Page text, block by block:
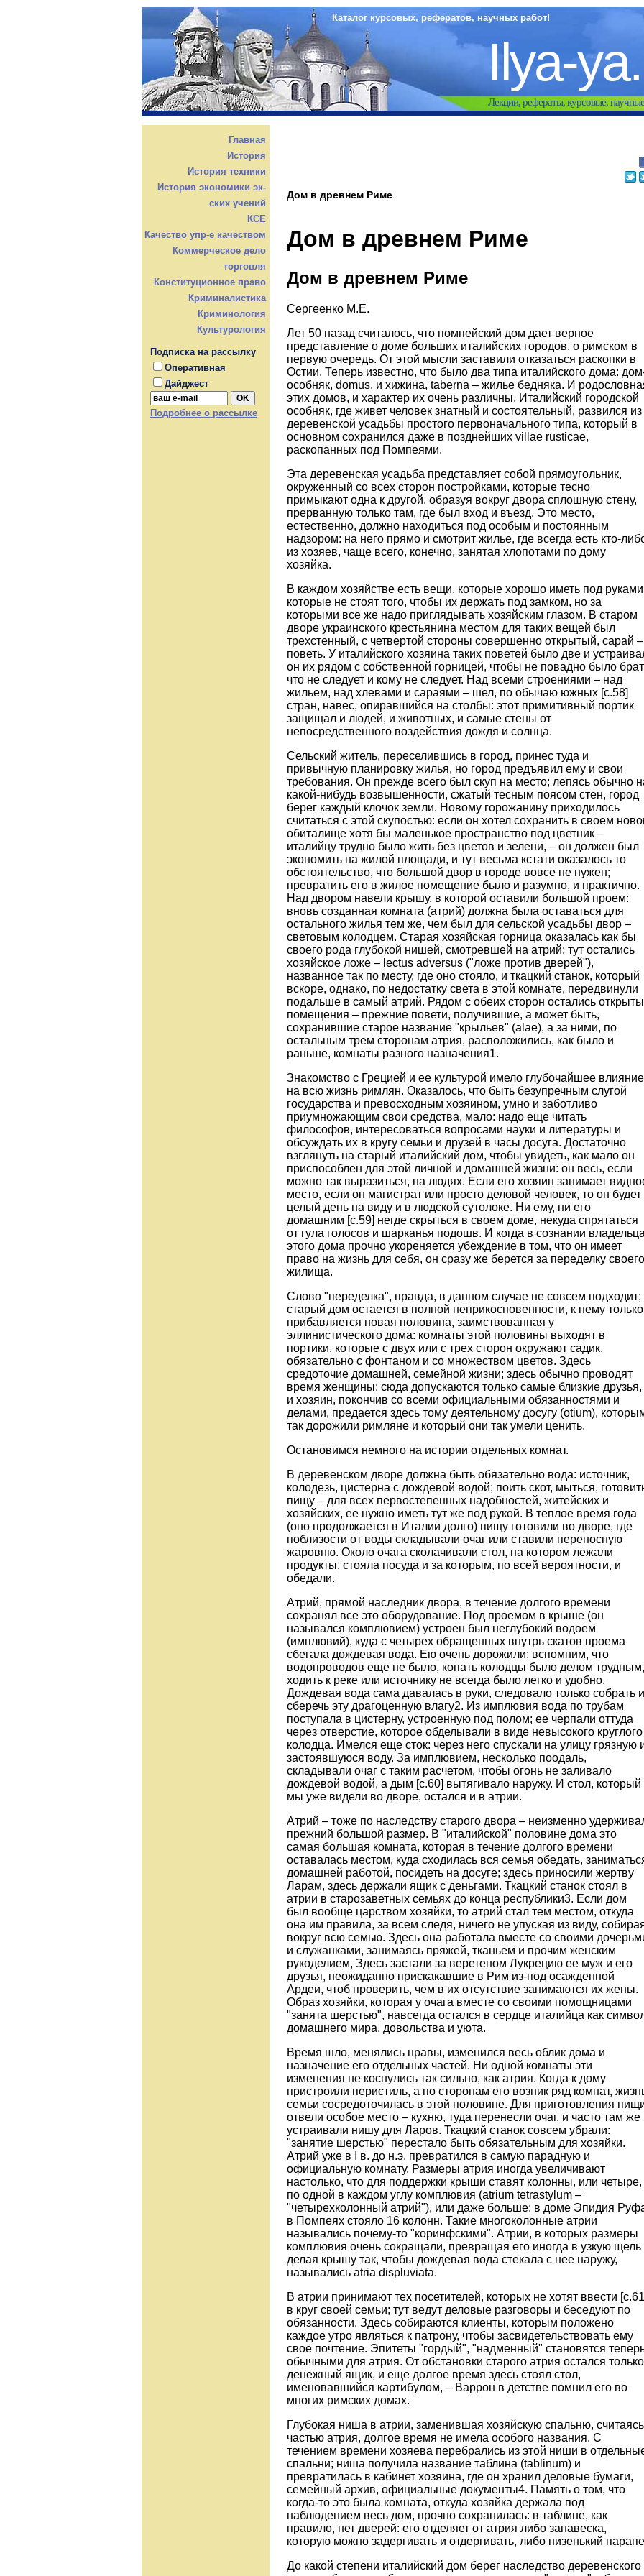
Каталог курсовых, рефератов, научных работ!
Ilya-
Лекции, рефераты, курсовые,
Главная
История
История техники
История экономики эк-
ских учений
КСЕ
Качество упр-е качеством
Коммерческое дело
торговля
Конституционное право
Криминалистика
Криминология
Культурология
Подписка на рассылку
Оперативная
Дайджест
Подробнее о рассылке
Дом в древнем Риме
Дом в древнем Риме
Дом в древнем Риме
Сергеенко М.Е.
Лет 50 назад считалось, что помпейский дом дает верное
представление о доме больших италийских городов, о римском в
первую очередь. От этой мысли заставили отказаться раскопки в
Остии. Теперь известно, что было два типа италийского дома:
особняк, domus, и хижина, taberna – жилье бедняка. И
этих домов, и характер их очень различны. Италийский городской
особняк, где живет человек знатный и состоятельный, развился из
деревенской усадьбы простого первоначального типа, который в
основном сохранился даже в позднейших villae rusticae,
раскопанных под Помпеями.
Эта деревенская усадьба представляет собой прямоугольник,
окруженный со всех сторон постройками, которые тесно
примыкают одна к другой, образуя вокруг двора сплошную стену,
прерванную только там, где был вход и въезд. Это место,
естественно, должно находиться под особым и постоянным
надзором: на него прямо и смотрит жилье, где всегда есть кто-
из хозяев, чаще всего, конечно, занятая хлопотами по дому
хозяйка.
В каждом хозяйстве есть вещи, которые хорошо иметь под
которые не стоят того, чтобы их держать под замком, но за
которыми все же надо приглядывать хозяйским глазом. В старом
дворе украинского крестьянина местом для таких вещей был
трехстенный, с четвертой стороны совершенно открытый, сарай –
поветь. У италийского хозяина таких поветей было две и
он их рядом с собственной горницей, чтобы не повадно было
что не следует и кому не следует. Над всеми строениями – над
жильем, над хлевами и сараями – шел, по обычаю южных [с.58]
стран, навес, опиравшийся на столбы: этот примитивный портик
защищал и людей, и животных, и самые стены от
непосредственного воздействия дождя и солнца.
Сельский житель, переселившись в город, принес туда и
привычную планировку жилья, но город предъявил ему и свои
требования. Он прежде всего был скуп на место; лепясь обычно
какой-нибудь возвышенности, сжатый тесным поясом стен, город
берег каждый клочок земли. Новому горожанину приходилось
считаться с этой скупостью: если он хотел сохранить в своем
обиталище хотя бы маленькое пространство под цветник –
италийцу трудно было жить без цветов и зелени, – он должен был
экономить на жилой площади, и тут весьма кстати оказалось то
обстоятельство, что большой двор в городе вовсе не нужен;
превратить его в жилое помещение было и разумно, и практично.
Над двором навели крышу, в которой оставили большой проем:
вновь созданная комната (атрий) должна была оставаться для
остального жилья тем же, чем был для сельской усадьбы двор –
световым колодцем. Старая хозяйская горница оказалась как бы
своего рода глубокой нишей, смотревшей на атрий: тут остались
хозяйское ложе – lectus adversus ("ложе против дверей"),
названное так по месту, где оно стояло, и ткацкий станок, который
вскоре, однако, по недостатку света в этой комнате, передвинули
подальше в самый атрий. Рядом с обеих сторон остались
помещения – прежние повети, получившие, а может быть,
сохранившие старое название "крыльев" (alae), а за ними, по
остальным трем сторонам атрия, расположились, как было и
раньше, комнаты разного назначения1.
Знакомство с Грецией и ее культурой имело глубочайшее влияние
на всю жизнь римлян. Оказалось, что быть безупречным слугой
государства и превосходным хозяином, умно и заботливо
приумножающим свои средства, мало: надо еще читать
философов, интересоваться вопросами науки и литературы и
обсуждать их в кругу семьи и друзей в часы досуга. Достаточно
взглянуть на старый италийский дом, чтобы увидеть, как мало он
приспособлен для этой личной и домашней жизни: он весь, если
можно так выразиться, на людях. Если его хозяин занимает
место, если он магистрат или просто деловой человек, то он будет
целый день на виду и в людской сутолоке. Ни ему, ни его
домашним [с.59] негде скрыться в своем доме, некуда спрятаться
от гула голосов и шарканья подошв. И когда в сознании
этого дома прочно укореняется убеждение в том, что он имеет
право на жизнь для себя, он сразу же берется за переделку своего
жилища.
Слово "переделка", правда, в данном случае не совсем подходит;
старый дом остается в полной неприкосновенности, к нему только
прибавляется новая половина, заимствованная у
эллинистического дома: комнаты этой половины выходят в
портики, которые с двух или с трех сторон окружают садик,
обязательно с фонтаном и со множеством цветов. Здесь
средоточие домашней, семейной жизни; здесь обычно проводят
время женщины; сюда допускаются только самые близкие друзья,
и хозяин, покончив со всеми официальными обязанностями и
делами, предается здесь тому деятельному досугу (otium),
так дорожили римляне и который они так умели ценить.
Остановимся немного на истории отдельных комнат.
В деревенском дворе должна быть обязательно вода: источник,
колодезь, цистерна с дождевой водой; поить скот, мыться,
пищу – для всех первостепенных надобностей, житейских и
хозяйских, ее нужно иметь тут же под рукой. В теплое время года
(оно продолжается в Италии долго) пищу готовили во дворе, где
поблизости от воды складывали очаг или ставили переносную
жаровню. Около очага сколачивали стол, на котором лежали
продукты, стояла посуда и за которым, по всей вероятности, и
обедали.
Атрий, прямой наследник двора, в течение долгого времени
сохранял все это оборудование. Под проемом в крыше (он
назывался комплювием) устроен был неглубокий водоем
(имплювий), куда с четырех обращенных внутрь скатов проема
сбегала дождевая вода. Ею очень дорожили: вспомним, что
водопроводов еще не было, копать колодцы было делом трудным,
ходить к реке или источнику не всегда было легко и удобно.
Дождевая вода сама давалась в руки, следовало только собрать и
сберечь эту драгоценную влагу2. Из имплювия вода по трубам
поступала в цистерну, устроенную под полом; ее черпали оттуда
через отверстие, которое обделывали в виде невысокого круглого
колодца. Имелся еще сток: через него спускали на улицу грязную
застоявшуюся воду. За имплювием, несколько поодаль,
складывали очаг с таким расчетом, чтобы огонь не заливало
дождевой водой, а дым [с.60] вытягивало наружу. И стол, который
мы уже видели во дворе, остался и в атрии.
Атрий – тоже по наследству старого двора – неизменно
прежний большой размер. В "италийской" половине дома это
самая большая комната, которая в течение долгого времени
оставалась местом, куда сходилась вся семья обедать,
домашней работой, посидеть на досуге; здесь приносили жертву
Ларам, здесь держали ящик с деньгами. Ткацкий станок стоял в
атрии в старозаветных семьях до конца республики3. Если дом
был вообще царством хозяйки, то атрий стал тем местом, откуда
она им правила, за всем следя, ничего не упуская из виду,
вокруг всю семью. Здесь она работала вместе со своими
и служанками, занимаясь пряжей, тканьем и прочим женским
рукоделием, Здесь застали за веретеном Лукрецию ее муж и его
друзья, неожиданно прискакавшие в Рим из-под осажденной
Ардеи, чтоб проверить, чем в их отсутствие занимаются их жены.
Образ хозяйки, которая у очага вместе со своими помощницами
"занята шерстью", навсегда остался в сердце италийца как
домашнего мира, довольства и уюта.
Время шло, менялись нравы, изменился весь облик дома и
назначение его отдельных частей. Ни одной комнаты эти
изменения не коснулись так сильно, как атрия. Когда к дому
пристроили перистиль, а по сторонам его возник ряд комнат,
семьи сосредоточилась в этой половине. Для приготовления
отвели особое место – кухню, туда перенесли очаг, и часто там же
устраивали нишу для Ларов. Ткацкий станок совсем убрали:
"занятие шерстью" перестало быть обязательным для хозяйки.
Атрий уже в I в. до н.э. превратился в самую парадную и
официальную комнату. Размеры атрия иногда увеличивают
настолько, что для поддержки крыши ставят колонны, или четыре,
по одной в каждом углу комплювия (atrium tetrastylum –
"четырехколонный атрий"), или даже больше: в доме Эпидия
в Помпеях стояло 16 колонн. Такие многоколонные атрии
назывались почему-то "коринфскими". Атрии, в которых размеры
комплювия очень сокращали, превращая его иногда в узкую щель
делая крышу так, чтобы дождевая вода стекала с нее наружу,
назывались atria displuviata.
В атрии принимают тех посетителей, которых не хотят ввести
в круг своей семьи; тут ведут деловые разговоры и беседуют по
обязанности. Здесь собираются клиенты, которым положено
каждое утро являться к патрону, чтобы засвидетельствовать ему
свое почтение. Эпитеты "гордый", "надменный" становятся
обычными для атрия. От обстановки старого атрия остался только
денежный ящик, и еще долгое время здесь стоял стол,
именовавшийся картибулом, – Варрон в детстве помнил его во
многих римских домах.
Глубокая ниша в атрии, заменившая хозяйскую спальню, считаясь
частью атрия, долгое время не имела особого названия. С
течением времени хозяева перебрались из этой ниши в
спальни; ниша получила название таблина (tablinum) и
превратилась в кабинет хозяина, где он хранил деловые бумаги,
семейный архив, официальные документы4. Память о том, что
когда-то это была комната, откуда хозяйка держала под
наблюдением весь дом, прочно сохранилась: в таблине, как
правило, нет дверей: его отделяет от атрия либо занавеска,
которую можно задергивать и отдергивать, либо низенький
До какой степени италийский дом берег наследство деревенского